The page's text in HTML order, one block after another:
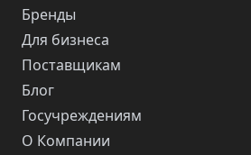
Бренды
Для бизнеса
Поставщикам
Блог
Госучреждениям
О Компании